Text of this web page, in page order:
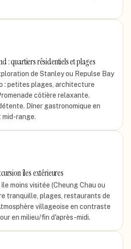
: quartiers résidentiels et plages
de Stanley ou Repulse Bay
: petites plages, architecture
côtière relaxante.
Dîner gastronomique en
mid-range.
îles extérieures
moins visitée (Cheung Chau ou
tranquille, plages, restaurants de
villageoise en contraste
en milieu/fin d'après-midi.